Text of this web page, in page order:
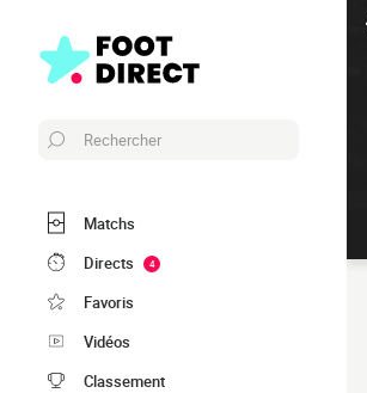
Rechercher
Matchs
Directs
4
Favoris
Vidéos
Classement